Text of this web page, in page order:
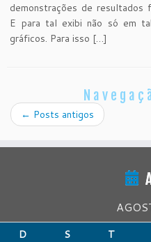
demonstrações de resultados
E para tal exibi não só em
gráficos. Para isso […]
← Posts antigos
D S T